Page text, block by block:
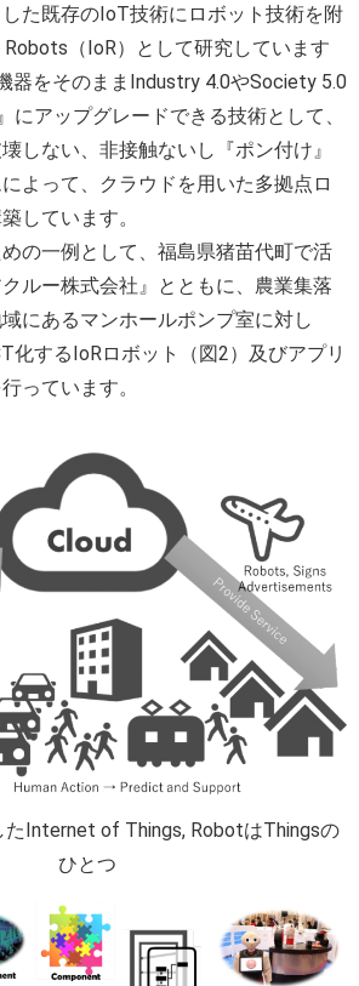
た既存のIoT技術にロボット技術を附
（IoR）として研究しています
器をそのままIndustry 4.0やSociety 5.0
にアップグレードできる技術として、
しない、非接触ないし『ポン付け』
よって、クラウドを用いた多拠点ロ
しています。
の一例として、福島県猪苗代町で活
ルー株式会社』とともに、農業集落
にあるマンホールポンプ室に対し
化するIoRロボット（図2）及びアプリ
っています。
たInternet of Things, RobotはThingsの
ひとつ